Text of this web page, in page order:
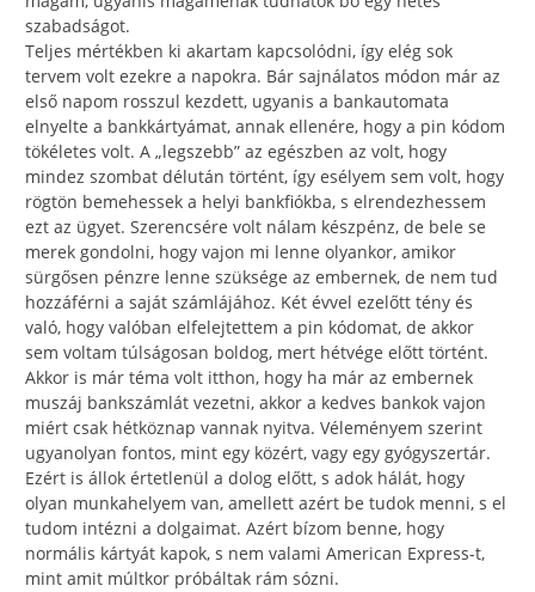
szabadságot.
Teljes mértékben ki akartam kapcsolódni, így elég sok
tervem volt ezekre a napokra. Bár sajnálatos módon már az
első napom rosszul kezdett, ugyanis a bankautomata
elnyelte a bankkártyámat, annak ellenére, hogy a pin kódom
tökéletes volt. A „legszebb” az egészben az volt, hogy
mindez szombat délután történt, így esélyem sem volt, hogy
rögtön bemehessek a helyi bankfiókba, s elrendezhessem
ezt az ügyet. Szerencsére volt nálam készpénz, de bele se
merek gondolni, hogy vajon mi lenne olyankor, amikor
sürgősen pénzre lenne szüksége az embernek, de nem tud
hozzáférni a saját számlájához. Két évvel ezelőtt tény és
való, hogy valóban elfelejtettem a pin kódomat, de akkor
sem voltam túlságosan boldog, mert hétvége előtt történt.
Akkor is már téma volt itthon, hogy ha már az embernek
muszáj bankszámlát vezetni, akkor a kedves bankok vajon
miért csak hétköznap vannak nyitva. Véleményem szerint
ugyanolyan fontos, mint egy közért, vagy egy gyógyszertár.
Ezért is állok értetlenül a dolog előtt, s adok hálát, hogy
olyan munkahelyem van, amellett azért be tudok menni, s el
tudom intézni a dolgaimat. Azért bízom benne, hogy
normális kártyát kapok, s nem valami American Express-t,
mint amit múltkor próbáltak rám sózni.